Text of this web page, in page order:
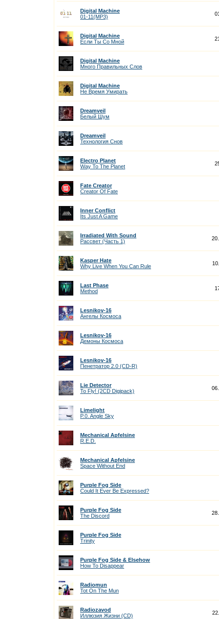
Digital Machine
01-11(MP3)
Digital Machine
Если Ты Со Мной
Digital Machine
Много Правильных Слов
Digital Machine
Не Время Умирать
Dreamveil
Белый Шум
Dreamveil
Технология Снов
Electro Planet
Way To The Planet
Fate Creator
Creator Of Fate
Inner Conflict
Its Just A Game
Irradiated With Sound
Рассвет (Часть 1)
Kasper Hate
Why Live When You Can Rule
Last Phase
Method
Lesnikov-16
Ангелы Космоса
Lesnikov-16
Демоны Космоса
Lesnikov-16
Пенетратор 2.0 (CD-R)
Lie Detector
To Fly! (2CD Digipack)
Limelight
P.0. Angle Sky
Mechanical Apfelsine
R.E.D.
Mechanical Apfelsine
Space Without End
Purple Fog Side
Could It Ever Be Expressed?
Purple Fog Side
The Discord
Purple Fog Side
Trinity
Purple Fog Side & Elsehow
How To Disappear
Radiomun
Tot On The Mun
Radiozavod
Иллюзия Жизни (CD)